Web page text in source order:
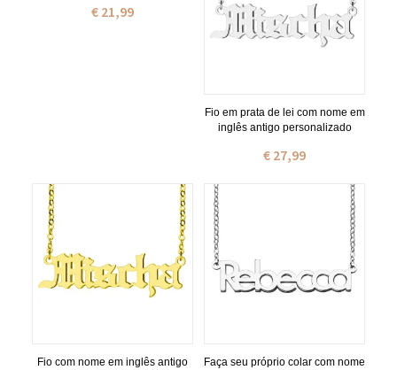
€ 21,99
Fio em prata de lei com nome em
inglês antigo personalizado
€ 27,99
Fio com nome em inglês antigo
Faça seu próprio colar com nome